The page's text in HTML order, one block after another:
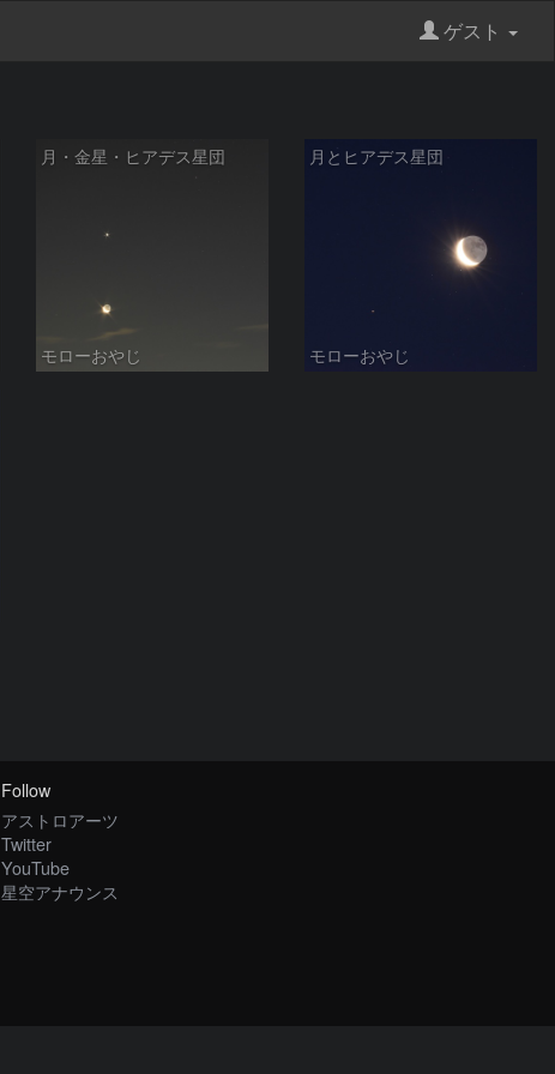
ゲスト
月・金星・ヒアデス星団
モローおやじ
月とヒアデス星団
モローおやじ
Follow
アストロアーツ
Twitter
YouTube
星空アナウンス